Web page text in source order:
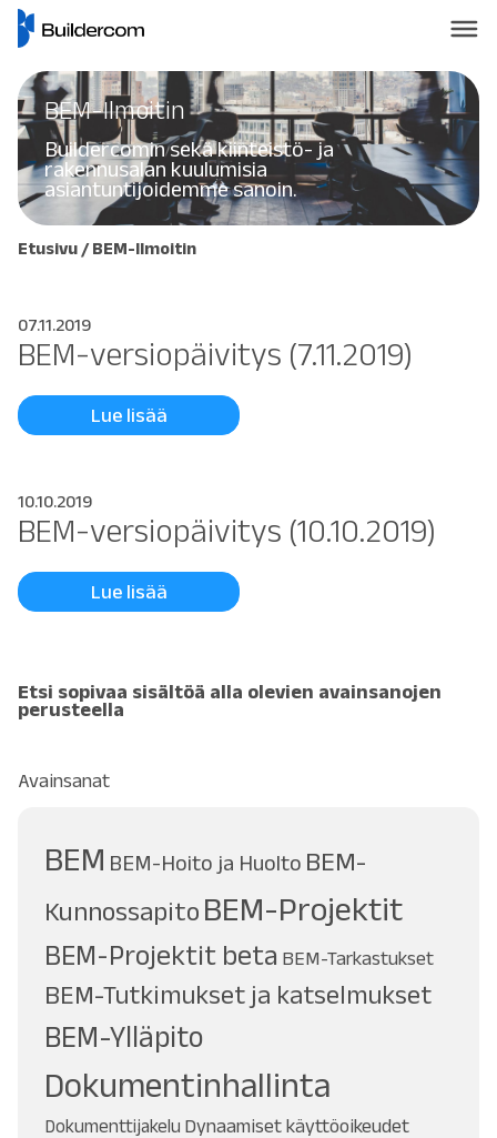
BEM-Ilmoitin
Buildercomin sekä kiinteistö- ja
rakennusalan kuulumisia
asiantuntijoidemme sanoin.
Etusivu /BEM-Ilmoitin
07.11.2019
BEM-versiopäivitys (7.11.2019)
Lue lisää
10.10.2019
BEM-versiopäivitys (10.10.2019)
Lue lisää
Etsi sopivaa sisältöä alla olevien avainsanojen
perusteella
Avainsanat
BEM BEM-Hoito ja Huolto BEM-
Kunnossapito BEM-Projektit
BEM-Projektit beta BEM-Tarkastukset
BEM-Tutkimukset ja katselmukset
BEM-Ylläpito
Dokumentinhallinta
Dokumenttijakelu Dynaamiset käyttöoikeudet